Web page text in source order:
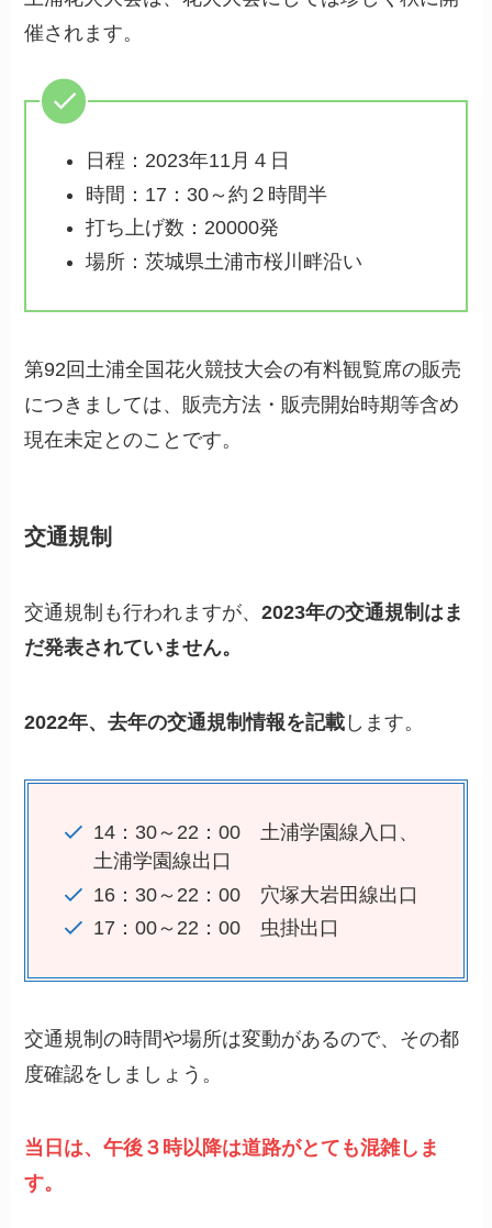
催されます。
日程：2023年11月４日
時間：17：30～約２時間半
打ち上げ数：20000発
場所：茨城県土浦市桜川畔沿い
第92回土浦全国花火競技大会の有料観覧席の販売
につきましては、販売方法・販売開始時期等含め
現在未定とのことです。
交通規制
交通規制も行われますが、2023年の交通規制はま
だ発表されていません。
2022年、去年の交通規制情報を記載 します。
14：30～22：00 土浦学園線入口、
土浦学園線出口
16：30～22：00 穴塚大岩田線出口
17：00～22：00 虫掛出口
交通規制の時間や場所は変動があるので、その都
度確認をしましょう。
当日は、午後３時以降は道路がとても混雑しま
す。